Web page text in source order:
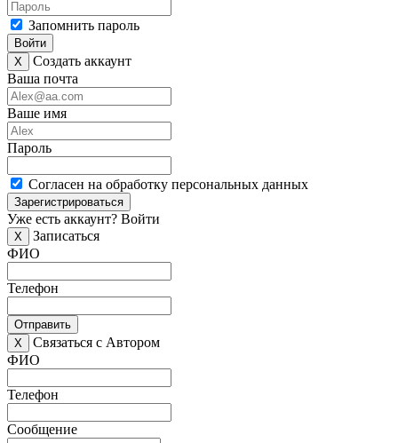
Запомнить пароль
Войти
X
Создать аккаунт
Ваша почта
Ваше имя
Пароль
Согласен на обработку персональных данных
Зарегистрироваться
Уже есть аккаунт? Войти
X
Записаться
ФИО
Телефон
Отправить
X
Связаться с Автором
ФИО
Телефон
Сообщение